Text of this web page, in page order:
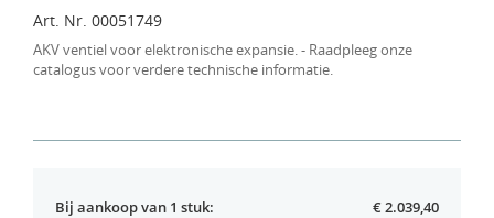
Art. Nr. 00051749
AKV ventiel voor elektronische expansie. - Raadpleeg onze
catalogus voor verdere technische informatie.
Bij aankoop van 1 stuk: € 2.039,40